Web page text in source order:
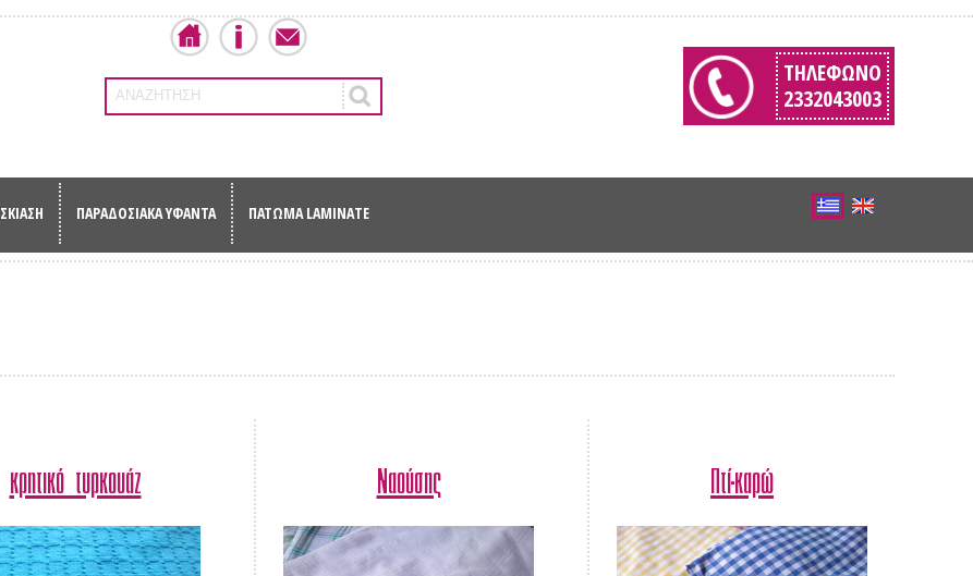
ΑΝΑΖΗΤΗΣΗ
ΤΗΛΈΦΩΝΟ
2332043003
ΣΚΙΑΣΗ ΠΑΡΑΔΟΣΙΑΚΑ ΥΦΑΝΤΑ ΠΑΤΩΜΑ LAMINATE
κρητικό τυρκουάζ Ναούσης Πτί-καρώ